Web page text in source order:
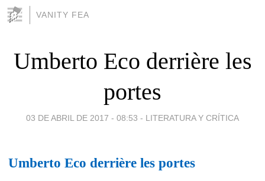
VANITY FEA
Umberto Eco derrière les
portes
03 DE ABRIL DE 2017 - 08:53 - LITERATURA Y CRÍTICA
Umberto Eco derrière les portes